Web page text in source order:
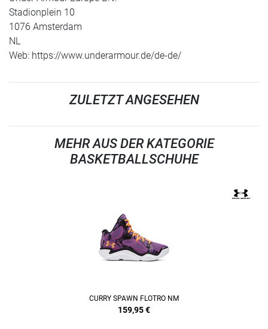
Stadionplein 10
1076 Amsterdam
NL
Web: https://www.underarmour.de/de-de/
ZULETZT ANGESEHEN
MEHR AUS DER KATEGORIE
BASKETBALLSCHUHE
CURRY SPAWN FLOTRO NM
159,95€